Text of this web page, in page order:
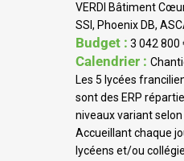
VERDI Bâtiment
SSI, Phoenix DB,
Budget : 3 042 800
Calendrier :
Les 5 lycées
sont des ERP
niveaux variant
Accueillant chaque
lycéens et/ou